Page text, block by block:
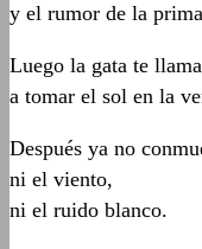
y el rumor de la
Luego la gata te
a tomar el sol en la
Después ya no
ni el viento,
ni el ruido blanco.